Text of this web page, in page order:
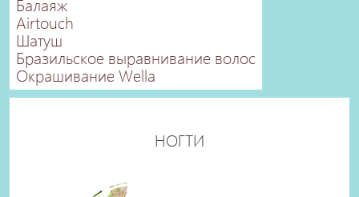
Airtouch
Шатуш
Бразильское выравнивание волос
Окрашивание Wella
НОГТИ